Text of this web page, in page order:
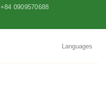
+84 0909570688
Languages